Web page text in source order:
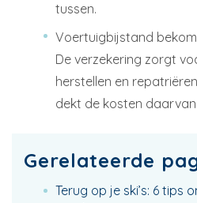
tussen.
Voertuigbijstand
De verzekering zorgt
herstellen en
dekt de kosten daarvan.
Gerelateerde
Terug op je ski’s: 6 tips